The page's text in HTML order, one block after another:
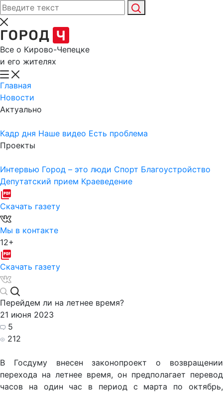
Все о Кирово-Чепецке
и его жителях
Главная
Новости
Актуально
Кадр дня Наше видео Есть проблема
Проекты
Интервью Город – это люди Спорт Благоустройство
Депутатский прием Краеведение
Скачать газету
Мы в контакте
12+
Скачать газету
Перейдем ли на летнее время?
21 июня 2023
5
212
В Госдуму внесен законопроект о возвращении
перехода на летнее время, он предполагает перевод
часов на один час в период с марта по октябрь,